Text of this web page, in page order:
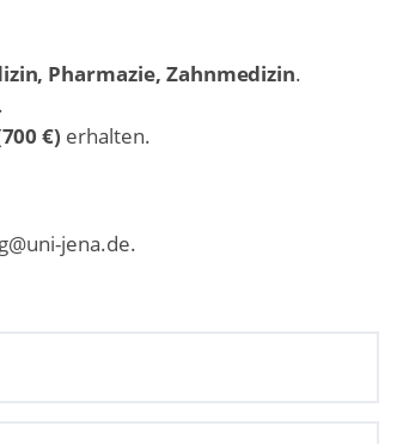
Pharmazie, Zahnmedizin.
€) erhalten.
jena.de.